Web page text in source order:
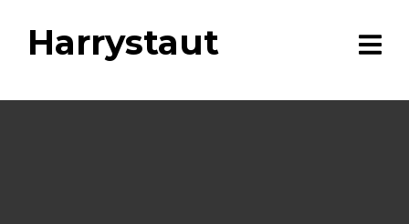
Harrystaut